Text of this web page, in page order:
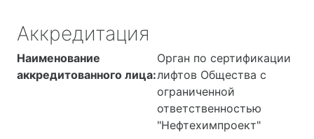
Аккредитация
Наименование
аккредитованного лица:
Орган по сертификации
лифтов Общества с
ограниченной
ответственностью
"Нефтехимпроект"